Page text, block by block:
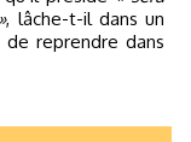
, lâche-t-il dans un
de reprendre dans